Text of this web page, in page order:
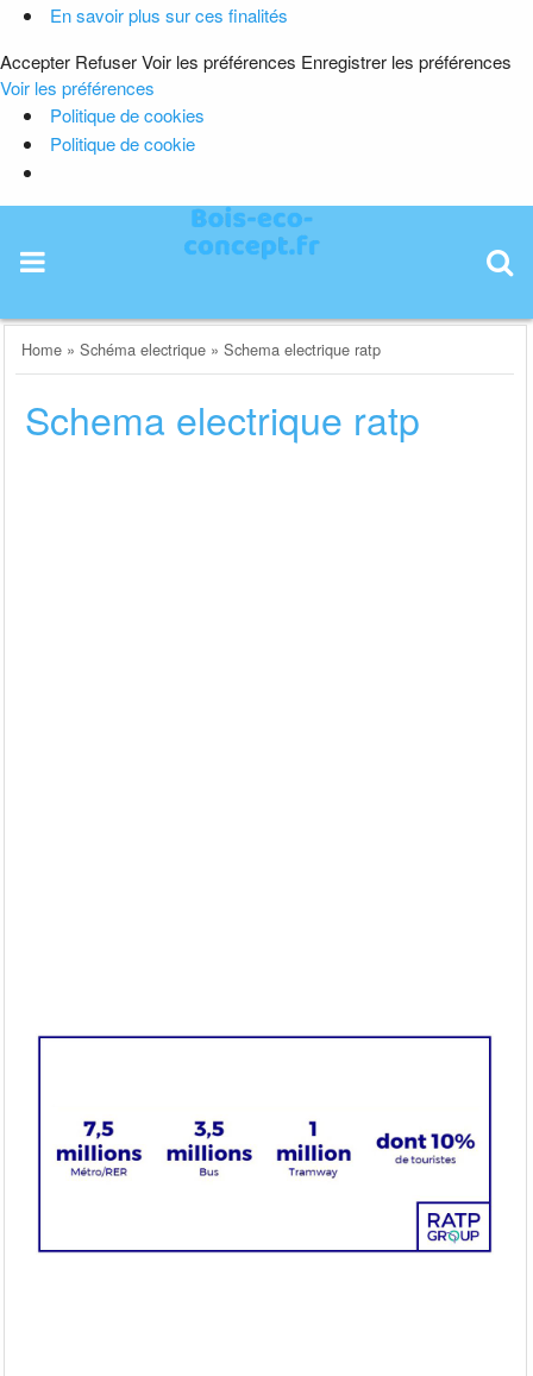
En savoir plus sur ces finalités
Accepter RefuserVoir les préférences Enregistrer les préférences
Voir les préférences
Politique de cookies
Politique de cookie
content
Home »Schéma electrique »Schema electrique ratp
Schema electrique ratp